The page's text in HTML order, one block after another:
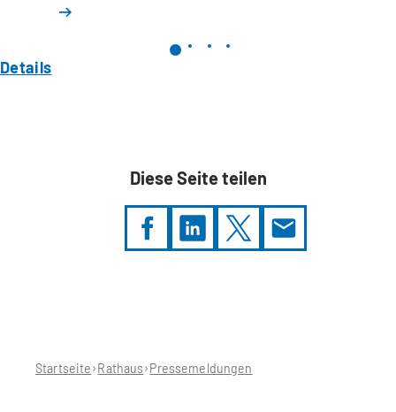
Details
Diese Seite teilen
Startseite Rathaus Pressemeldungen